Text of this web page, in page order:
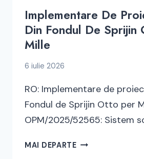
Implementare De
Din Fondul De Sprijin
Mille
6 iulie 2026
RO: Implementare de
Fondul de Sprijin Otto per
OPM/2025/52565: Sistem
MAI DEPARTEIMPLEMENTARE